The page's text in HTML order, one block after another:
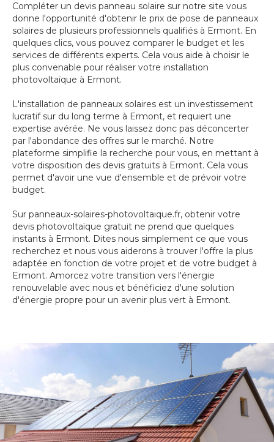
Compléter un devis panneau solaire sur notre site vous
donne l'opportunité d'obtenir le prix de pose de panneaux
solaires de plusieurs professionnels qualifiés à Ermont. En
quelques clics, vous pouvez comparer le budget et les
services de différents experts. Cela vous aide à choisir le
plus convenable pour réaliser votre installation
photovoltaïque à Ermont.
L'installation de panneaux solaires est un investissement
lucratif sur du long terme à Ermont, et requiert une
expertise avérée. Ne vous laissez donc pas déconcerter
par l'abondance des offres sur le marché. Notre
plateforme simplifie la recherche pour vous, en mettant à
votre disposition des devis gratuits à Ermont. Cela vous
permet d'avoir une vue d'ensemble et de prévoir votre
budget.
Sur panneaux-solaires-photovoltaique.fr, obtenir votre
devis photovoltaïque gratuit ne prend que quelques
instants à Ermont. Dites nous simplement ce que vous
recherchez et nous vous aiderons à trouver l'offre la plus
adaptée en fonction de votre projet et de votre budget à
Ermont. Amorcez votre transition vers l'énergie
renouvelable avec nous et bénéficiez d'une solution
d'énergie propre pour un avenir plus vert à Ermont.